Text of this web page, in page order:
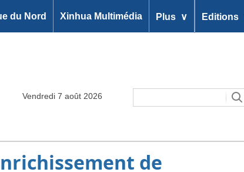
du Nord Xinhua Multimédia Plus ∨ Editions
Vendredi 7 août 2026
de